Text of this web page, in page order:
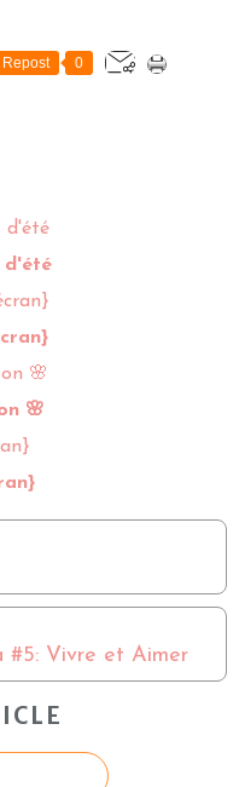
Repost 0
d'été
🌸
#5: Vivre et Aimer